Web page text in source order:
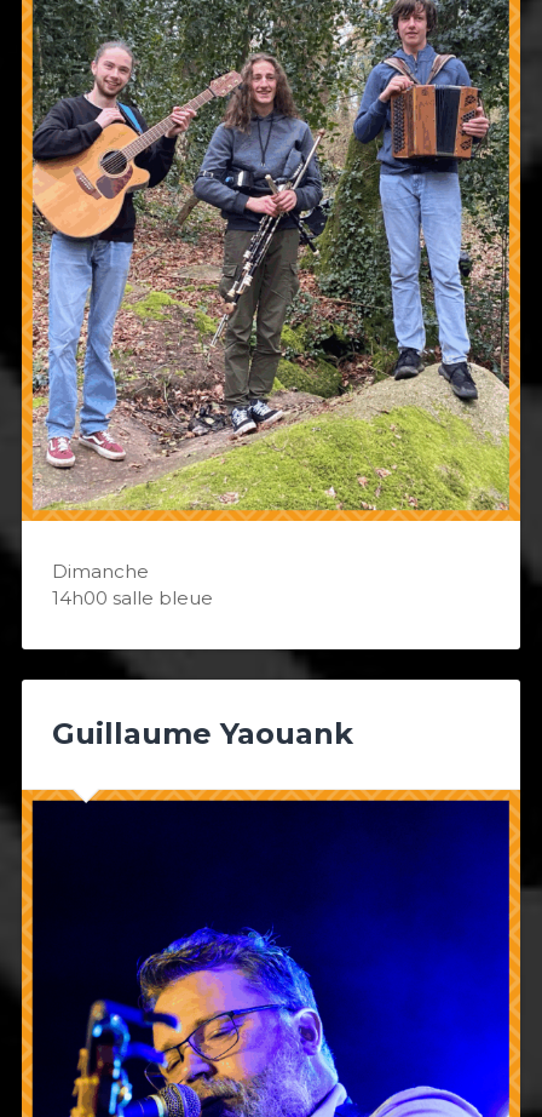
Dimanche
14h00 salle bleue
Guillaume Yaouank